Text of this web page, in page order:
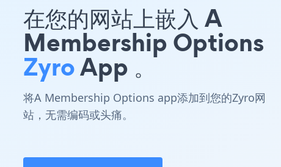
在您的网站上嵌入 A
Membership Options
ZyroApp 。
将A Membership Options app添加到您的Zyro网
站，无需编码或头痛。